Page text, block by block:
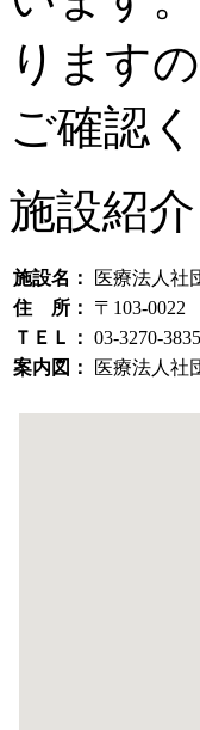
ります
ご確認
施設紹介
施設名：
医療法人
住 所：
〒103-
ＴＥＬ： 03-3270-3835
案内図：
医療法人